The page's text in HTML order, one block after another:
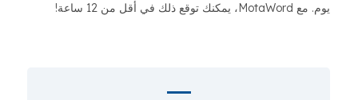
يوم. مع MotaWord، يمكنك توقع ذلك في أقل من 12 ساعة!